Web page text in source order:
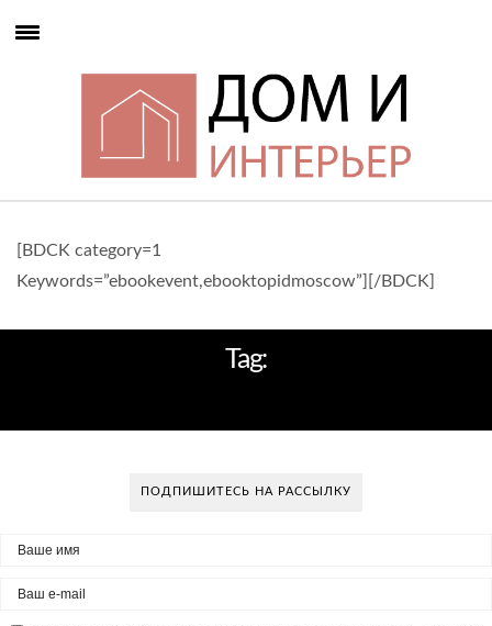
[BDCK category=1
Keywords=”ebookevent,ebooktopidmoscow”][/BDCK]
Tag:
ПОДПИШИТЕСЬ НА РАССЫЛКУ